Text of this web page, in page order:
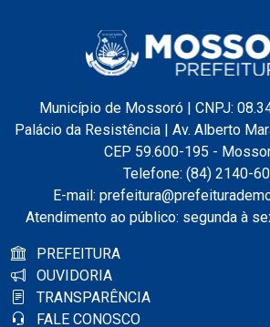
Município de Mossoró | CNPJ:
Palácio da Resistência | Av. Alberto
CEP 59.600-195 -
Telefone: (84) 2140-
E-mail:
Atendimento ao público: segunda à
PREFEITURA
OUVIDORIA
TRANSPARÊNCIA
FALE CONOSCO